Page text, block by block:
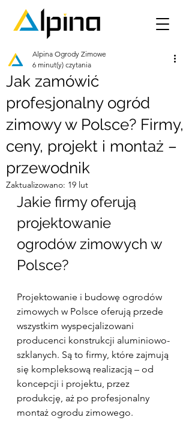
Jak zamówić
profesjonalny ogród
zimowy w Polsce? Firmy,
ceny, projekt i montaż –
przewodnik
Alpina Ogrody Zimowe
6 minut(y) czytania
Zaktualizowano: 19 lut
Jakie firmy oferują
projektowanie
ogrodów zimowych w
Polsce?
Projektowanie i budowę ogrodów
zimowych w Polsce oferują przede
wszystkim wyspecjalizowani
producenci konstrukcji aluminiowo-
szklanych. Są to firmy, które zajmują
się kompleksową realizacją – od
koncepcji i projektu, przez
produkcję, aż po profesjonalny
montaż ogrodu zimowego.